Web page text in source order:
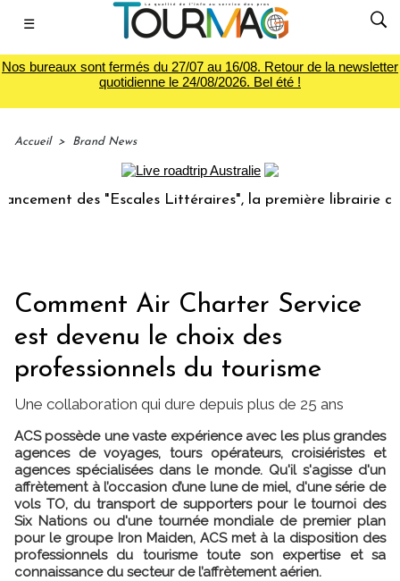
☰
Nos bureaux sont fermés du 27/07 au 16/08. Retour de la newsletter
quotidienne le 24/08/2026. Bel été !
Accueil > Brand News
des "Escales Littéraires", la première librairie du voyage
Comment Air Charter Service
est devenu le choix des
professionnels du tourisme
Une collaboration qui dure depuis plus de 25 ans
ACS possède une vaste expérience avec les plus grandes
agences de voyages, tours opérateurs, croisiéristes et
agences spécialisées dans le monde. Qu'il s'agisse d'un
affrètement à l’occasion d’une lune de miel, d'une série de
vols TO, du transport de supporters pour le tournoi des
Six Nations ou d'une tournée mondiale de premier plan
pour le groupe Iron Maiden, ACS met à la disposition des
professionnels du tourisme toute son expertise et sa
connaissance du secteur de l’affrètement aérien.